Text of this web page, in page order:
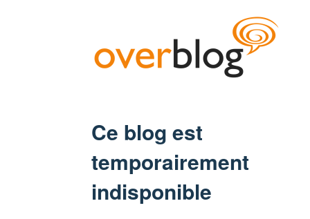
Ce blog est
temporairement
indisponible